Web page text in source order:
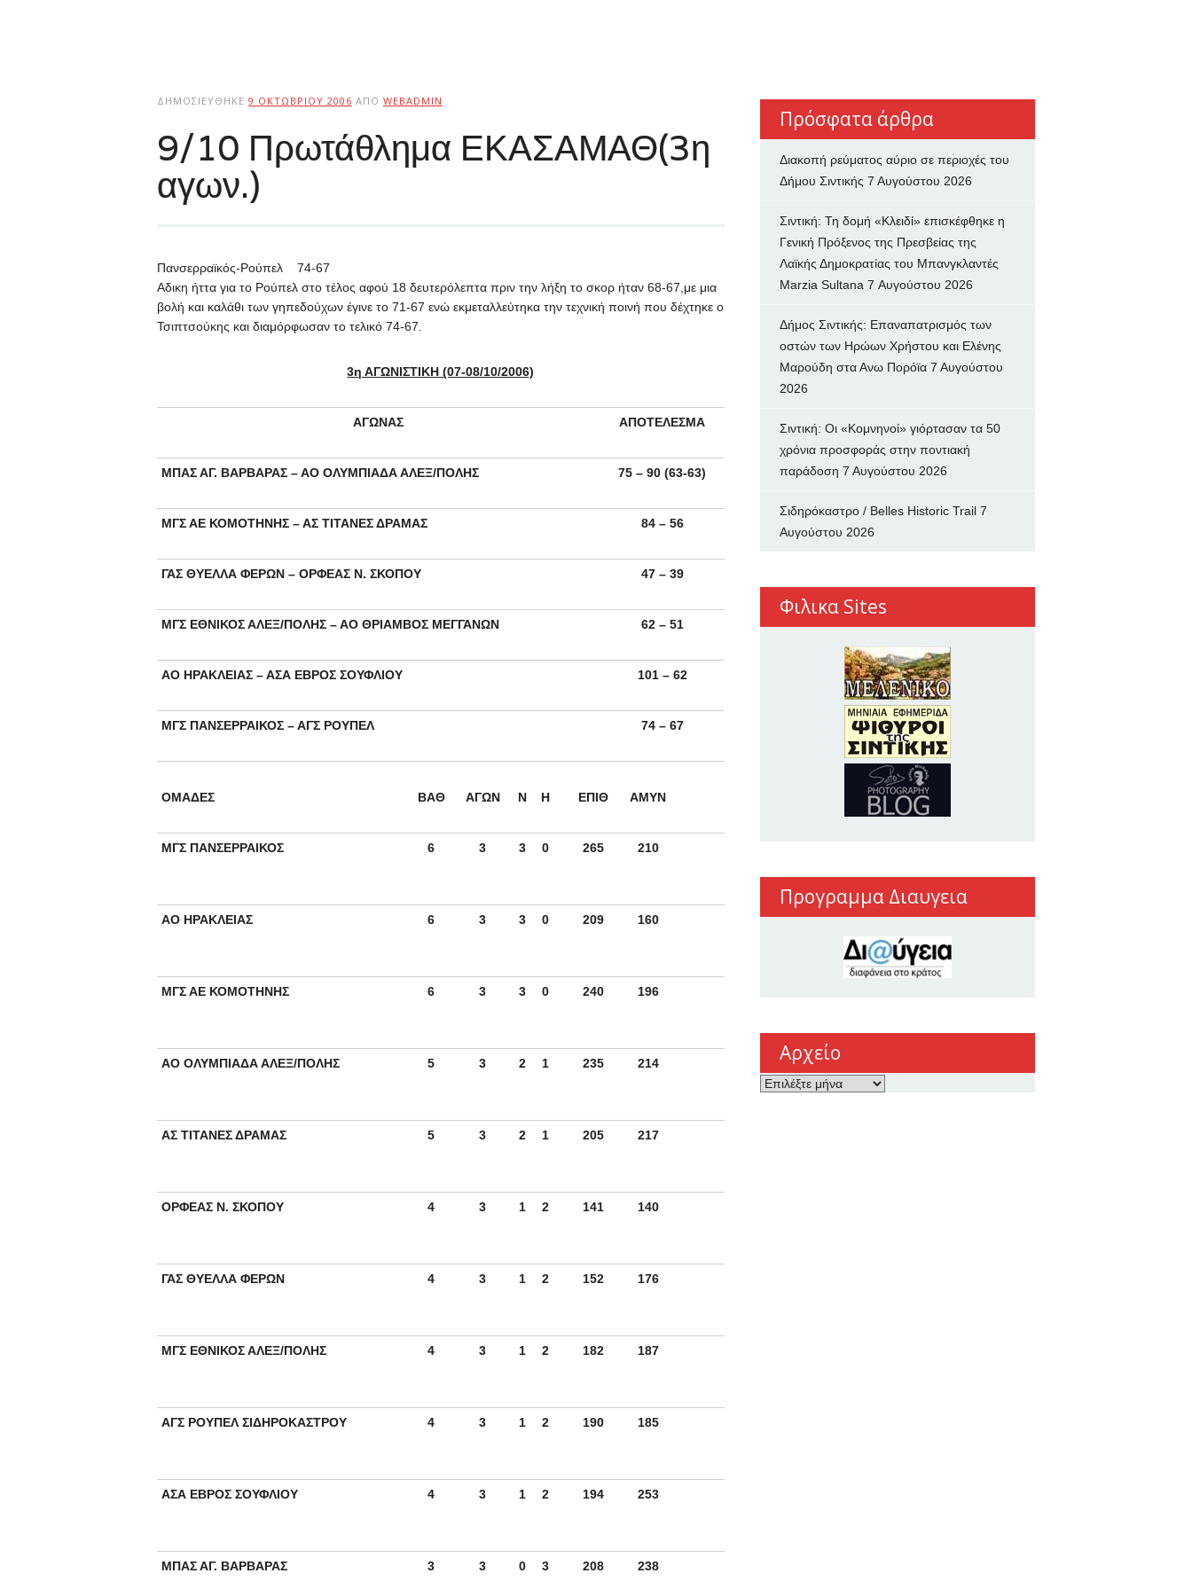
ΔΗΜΟΣΙΕΎΘΗΚΕ 9 ΟΚΤΩΒΡΊΟΥ 2006 ΑΠΌ WEBADMIN
9/10 Πρωτάθλημα ΕΚΑΣΑΜΑΘ(3η
αγων.)
Πανσερραϊκός-Ρούπελ 74-67
Αδικη ήττα για το Ρούπελ στο τέλος αφού 18 δευτερόλεπτα πριν την λήξη το σκορ ήταν 68-67,με μια
βολή και καλάθι των γηπεδούχων έγινε το 71-67 ενώ εκμεταλλεύτηκα την τεχνική ποινή που δέχτηκε ο
Τσιπτσούκης και διαμόρφωσαν το τελικό 74-67.
3η ΑΓΩΝΙΣΤΙΚΗ (07-08/10/2006)
ΑΓΩΝΑΣ ΑΠΟΤΕΛΕΣΜΑ
ΜΠΑΣ ΑΓ. ΒΑΡΒΑΡΑΣ – ΑΟ ΟΛΥΜΠΙΑΔΑ ΑΛΕΞ/ΠΟΛΗΣ 75 – 90 (63-63)
ΜΓΣ ΑΕ ΚΟΜΟΤΗΝΗΣ – ΑΣ ΤΙΤΑΝΕΣ ΔΡΑΜΑΣ 84 – 56
ΓΑΣ ΘΥΕΛΛΑ ΦΕΡΩΝ – ΟΡΦΕΑΣ Ν. ΣΚΟΠΟΥ 47 – 39
ΜΓΣ ΕΘΝΙΚΟΣ ΑΛΕΞ/ΠΟΛΗΣ – ΑΟ ΘΡΙΑΜΒΟΣ ΜΕΓΓΑΝΩΝ 62 – 51
ΑΟ ΗΡΑΚΛΕΙΑΣ – ΑΣΑ ΕΒΡΟΣ ΣΟΥΦΛΙΟΥ 101 – 62
ΜΓΣ ΠΑΝΣΕΡΡΑΙΚΟΣ – ΑΓΣ ΡΟΥΠΕΛ 74 – 67
ΟΜΑΔΕΣ ΒΑΘ ΑΓΩΝ Ν Η ΕΠΙΘ ΑΜΥΝ
ΜΓΣ ΠΑΝΣΕΡΡΑΙΚΟΣ 6 3 3 0 265 210
ΑΟ ΗΡΑΚΛΕΙΑΣ 6 3 3 0 209 160
ΜΓΣ ΑΕ ΚΟΜΟΤΗΝΗΣ 6 3 3 0 240 196
ΑΟ ΟΛΥΜΠΙΑΔΑ ΑΛΕΞ/ΠΟΛΗΣ 5 3 2 1 235 214
ΑΣ ΤΙΤΑΝΕΣ ΔΡΑΜΑΣ 5 3 2 1 205 217
ΟΡΦΕΑΣ Ν. ΣΚΟΠΟΥ 4 3 1 2 141 140
ΓΑΣ ΘΥΕΛΛΑ ΦΕΡΩΝ 4 3 1 2 152 176
ΜΓΣ ΕΘΝΙΚΟΣ ΑΛΕΞ/ΠΟΛΗΣ 4 3 1 2 182 187
ΑΓΣ ΡΟΥΠΕΛ ΣΙΔΗΡΟΚΑΣΤΡΟΥ 4 3 1 2 190 185
ΑΣΑ ΕΒΡΟΣ ΣΟΥΦΛΙΟΥ 4 3 1 2 194 253
ΜΠΑΣ ΑΓ. ΒΑΡΒΑΡΑΣ 3 3 0 3 208 238
Πρόσφατα άρθρα
Διακοπή ρεύματος αύριο σε περιοχές του
Δήμου Σιντικής 7 Αυγούστου 2026
Σιντική: Τη δομή «Κλειδί» επισκέφθηκε η
Γενική Πρόξενος της Πρεσβείας της
Λαϊκής Δημοκρατίας του Μπανγκλαντές
Marzia Sultana 7 Αυγούστου 2026
Δήμος Σιντικής: Επαναπατρισμός των
oστών των Ηρώων Χρήστου και Ελένης
Μαρούδη στα Ανω Πορόϊα 7 Αυγούστου
2026
Σιντική: Οι «Κομνηνοί» γιόρτασαν τα 50
χρόνια προσφοράς στην ποντιακή
παράδοση 7 Αυγούστου 2026
Σιδηρόκαστρο / Belles Historic Trail 7
Αυγούστου 2026
Φιλικα Sites
Προγραμμα Διαυγεια
Αρχείο
Αρχείο